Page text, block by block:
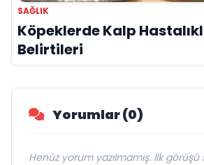
SAĞLIK
Köpeklerde Kalp
Belirtileri
Yorumlar (0)
Henüz yorum yazılmamış. İlk görüşü